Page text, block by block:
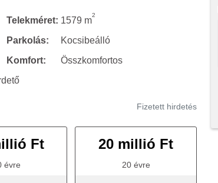
Telekméret: 1579 m
2
Parkolás:
Kocsibeálló
Komfort:
Összkomfortos
Fizetett hirdetés
Ft
évre
20 millió Ft
20 évre